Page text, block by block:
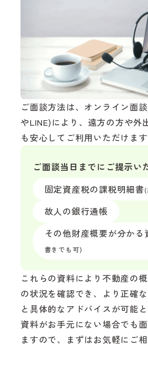
ご面談方法は、オンライン面
やLINE)により、遠方の方や外
も安心してご利用いただけます
ご面談当日までにご提示い
固定資産税の課税明細書
故人の銀行通帳
その他財産概要が分かる
書きでも可)
これらの資料により不動産の
の状況を確認でき、より正確
と具体的なアドバイスが可能と
資料がお手元にない場合でも
ますので、まずはお気軽にご相